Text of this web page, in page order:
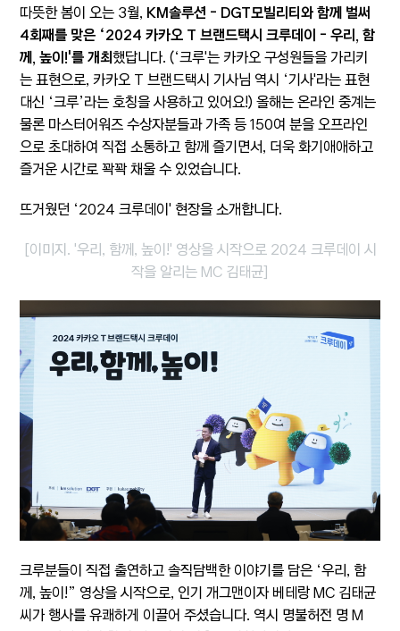
따뜻한 봄이 오는 3월, KM솔루션 - DGT모빌리티와 함께 벌써
4회째를 맞은 ‘2024 카카오 T 브랜드택시 크루데이 - 우리, 함
께, 높이!'를 개최했답니다. (‘크루'는카카오 구성원들을 가리키
는 표현으로, 카카오 T 브랜드택시 기사님 역시 ‘기사'라는 표현
대신 ‘크루’라는 호칭을 사용하고 있어요!)올해는 온라인 중계는
물론 마스터어워즈 수상자분들과 가족 등 150여 분을 오프라인
으로 초대하여 직접 소통하고 함께 즐기면서, 더욱 화기애애하고
즐거운 시간로 꽉꽉 채울 수 있었습니다.
뜨거웠던 ‘2024 크루데이' 현장을 소개합니다.
[이미지. '우리, 함께, 높이!' 영상을 시작으로 2024 크루데이 시
작을 알리는 MC 김태균]
크루분들이 직접 출연하고 솔직담백한 이야기를 담은 ‘우리, 함
께, 높이!” 영상을 시작으로, 인기 개그맨이자 베테랑 MC 김태균
씨가 행사를 유쾌하게 이끌어 주셨습니다. 역시 명불허전 명 M